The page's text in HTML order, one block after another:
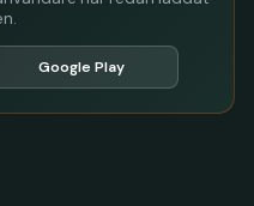
Google Play